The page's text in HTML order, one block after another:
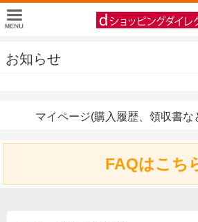
お知らせ
マイページ(購入履歴、領収書な
FAQはこち